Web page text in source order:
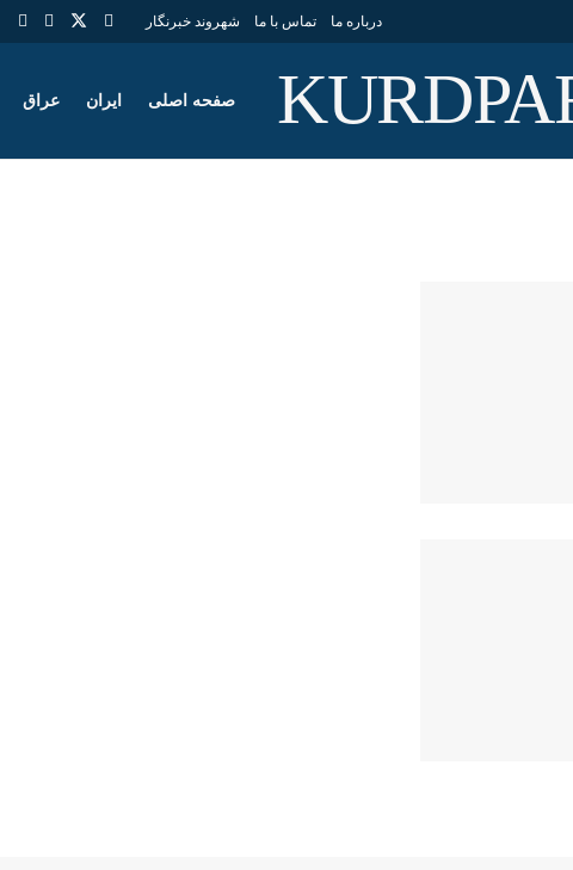
درباره ما تماس با ما شهروند خبرنگار
صفحه اصلی ایران عراق